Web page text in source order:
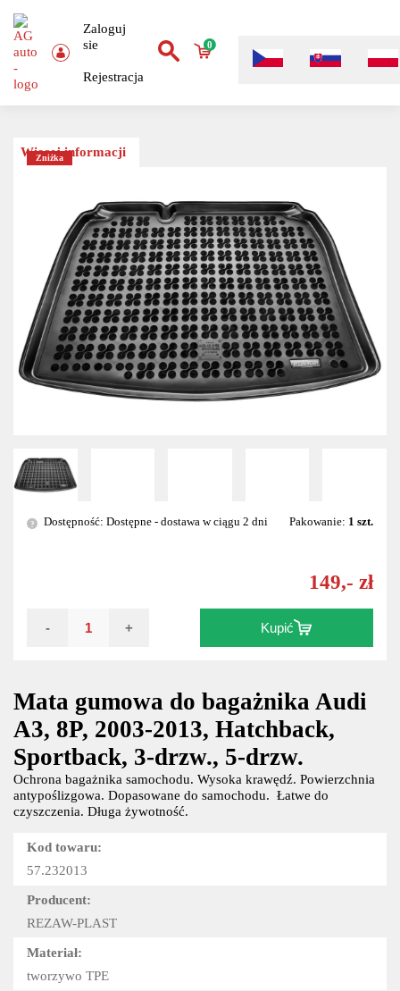
Zaloguj
sie
Rejestracja
0
Więcej informacji
Zniżka
Mata gumowa do bagażnika Audi
A3, 8P, 2003-2013, Hatchback,
Sportback, 3-drzw., 5-drzw.
Ochrona bagażnika samochodu. Wysoka krawędź. Powierzchnia
antypoślizgowa. Dopasowane do samochodu. Łatwe do
czyszczenia. Długa żywotność.
Kod towaru:
57.232013
Producent:
REZAW-PLAST
Materiał:
tworzywo TPE
? Dostępność: Dostępne - dostawa w ciągu 2 dni Pakowanie: 1 szt.
149,- zł
- + Kupić